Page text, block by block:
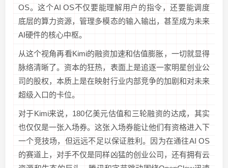
OS。这个AI OS不仅要能理解用户的指令，还要能调度
底层的算力资源，管理多模态的输入输出，甚至成为未来
AI硬件的核心中枢。
从这个视角再看Kimi的融资加速和估值膨胀，一切就显得
脉络清晰了。资本的狂热，表面上是追逐一家明星创业公
司的股权，本质上是在映射行业内部竞争的加剧和对未来
超级入口的卡位。
对于Kimi来说，180亿美元估值和三轮融资的达成，其实
也仅仅是一张入场券。这张入场券能让他们有资格进入下
一个竞技场，但远远不足以保证胜利。因为在通往AI OS
的赛道上，对手不仅是同样凶猛的创业公司，还有拥有云